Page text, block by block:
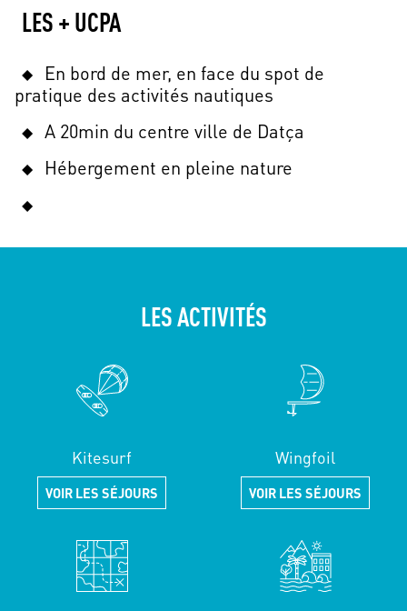
LES + UCPA
En bord de mer, en face du spot de
pratique des activités nautiques
A 20min du centre ville de Datça
Hébergement en pleine nature
LES ACTIVITÉS
Kitesurf
VOIR LES SÉJOURS
Wingfoil
VOIR LES SÉJOURS